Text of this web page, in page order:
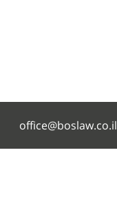
office@boslaw.co.il